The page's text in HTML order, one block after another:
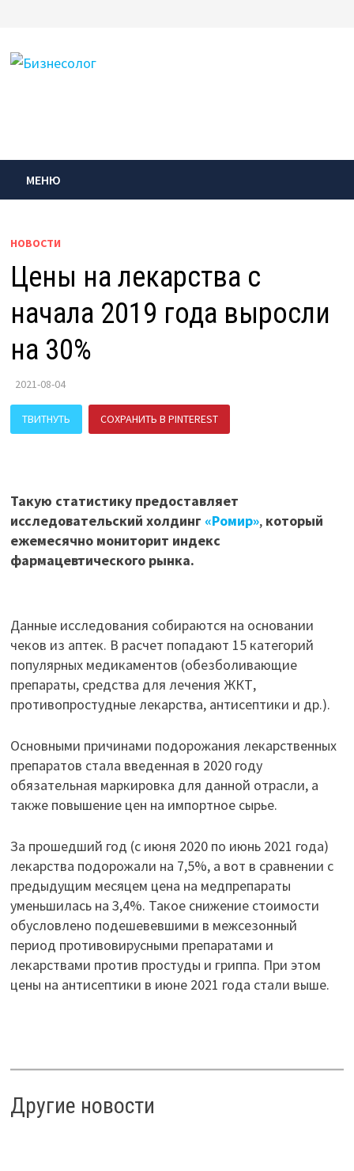
содержимому
МЕНЮ
НОВОСТИ
Цены на лекарства с
начала 2019 года выросли
на 30%
2021-08-04
ТВИТНУТЬ СОХРАНИТЬ В PINTEREST
Такую статистику предоставляет
исследовательский холдинг «Ромир», который
ежемесячно мониторит индекс
фармацевтического рынка.
Данные исследования собираются на основании
чеков из аптек. В расчет попадают 15 категорий
популярных медикаментов (обезболивающие
препараты, средства для лечения ЖКТ,
противопростудные лекарства, антисептики и др.).
Основными причинами подорожания лекарственных
препаратов стала введенная в 2020 году
обязательная маркировка для данной отрасли, а
также повышение цен на импортное сырье.
За прошедший год (с июня 2020 по июнь 2021 года)
лекарства подорожали на 7,5%, а вот в сравнении с
предыдущим месяцем цена на медпрепараты
уменьшилась на 3,4%. Такое снижение стоимости
обусловлено подешевевшими в межсезонный
период противовирусными препаратами и
лекарствами против простуды и гриппа. При этом
цены на антисептики в июне 2021 года стали выше.
Другие новости